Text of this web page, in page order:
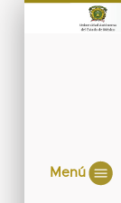
Menú